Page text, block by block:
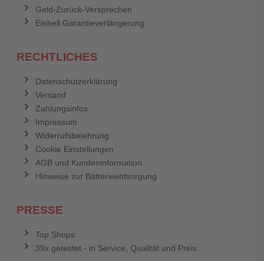
Geld-Zurück-Versprechen
Einhell Garantieverlängerung
RECHTLICHES
Datenschutzerklärung
Versand
Zahlungsinfos
Impressum
Widerrufsbelehrung
Cookie Einstellungen
AGB und Kundeninformation
Hinweise zur Batterieentsorgung
PRESSE
Top Shops
39x getestet - in Service, Qualität und Preis